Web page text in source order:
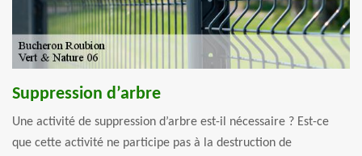
Suppression d’arbre
Une activité de suppression d’arbre est-il nécessaire ? Est-ce
que cette activité ne participe pas à la destruction de